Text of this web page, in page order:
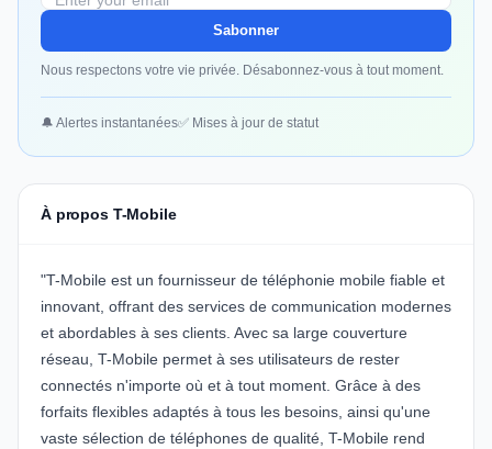
Sabonner
Nous respectons votre vie privée. Désabonnez-vous à tout moment.
🔔 Alertes instantanées✅ Mises à jour de statut
À propos T-Mobile
"T-Mobile est un fournisseur de téléphonie mobile fiable et
innovant, offrant des services de communication modernes
et abordables à ses clients. Avec sa large couverture
réseau, T-Mobile permet à ses utilisateurs de rester
connectés n'importe où et à tout moment. Grâce à des
forfaits flexibles adaptés à tous les besoins, ainsi qu'une
vaste sélection de téléphones de qualité, T-Mobile rend